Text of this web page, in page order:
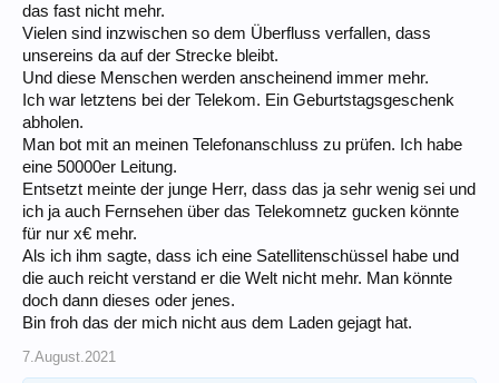
das fast nicht mehr.
Vielen sind inzwischen so dem Überfluss verfallen, dass
unsereins da auf der Strecke bleibt.
Und diese Menschen werden anscheinend immer mehr.
Ich war letztens bei der Telekom. Ein Geburtstagsgeschenk
abholen.
Man bot mit an meinen Telefonanschluss zu prüfen. Ich habe
eine 50000er Leitung.
Entsetzt meinte der junge Herr, dass das ja sehr wenig sei und
ich ja auch Fernsehen über das Telekomnetz gucken könnte
für nur x€ mehr.
Als ich ihm sagte, dass ich eine Satellitenschüssel habe und
die auch reicht verstand er die Welt nicht mehr. Man könnte
doch dann dieses oder jenes.
Bin froh das der mich nicht aus dem Laden gejagt hat.
7.August.2021